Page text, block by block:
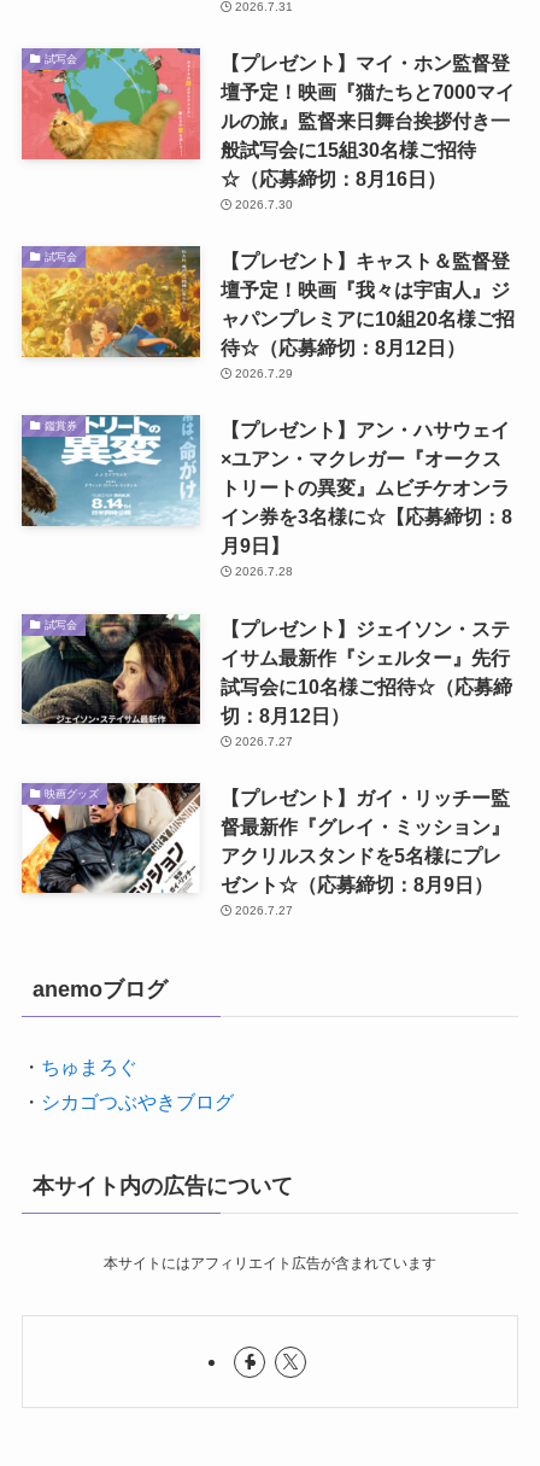
2026.7.31
試写会
【プレゼント】マイ・ホン監督登
壇予定！映画『猫たちと7000マイ
ルの旅』監督来日舞台挨拶付き一
般試写会に15組30名様ご招待
☆（応募締切：8月16日）
2026.7.30
試写会
【プレゼント】キャスト＆監督登
壇予定！映画『我々は宇宙人』ジ
ャパンプレミアに10組20名様ご招
待☆（応募締切：8月12日）
2026.7.29
鑑賞券
【プレゼント】アン・ハサウェイ
×ユアン・マクレガー『オークス
トリートの異変』ムビチケオンラ
イン券を3名様に☆【応募締切：8
月9日】
2026.7.28
試写会
【プレゼント】ジェイソン・ステ
イサム最新作『シェルター』先行
試写会に10名様ご招待☆（応募締
切：8月12日）
2026.7.27
映画グッズ
【プレゼント】ガイ・リッチー監
督最新作『グレイ・ミッション』
アクリルスタンドを5名様にプレ
ゼント☆（応募締切：8月9日）
2026.7.27
anemoブログ
・ ちゅまろぐ
・ シカゴつぶやきブログ
本サイト内の広告について
本サイトにはアフィリエイト広告が含まれています